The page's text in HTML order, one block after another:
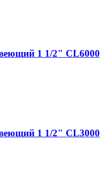
1 1/2" CL6000
1 1/2" CL3000